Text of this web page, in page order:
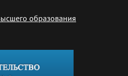
образования